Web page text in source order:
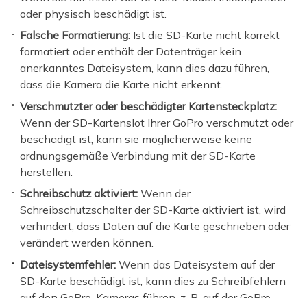
oder physisch beschädigt ist.
Falsche Formatierung: Ist die SD-Karte nicht korrekt
formatiert oder enthält der Datenträger kein
anerkanntes Dateisystem, kann dies dazu führen,
dass die Kamera die Karte nicht erkennt.
Verschmutzter oder beschädigter Kartensteckplatz:
Wenn der SD-Kartenslot Ihrer GoPro verschmutzt oder
beschädigt ist, kann sie möglicherweise keine
ordnungsgemäße Verbindung mit der SD-Karte
herstellen.
Schreibschutz aktiviert:Wenn der
Schreibschutzschalter der SD-Karte aktiviert ist, wird
verhindert, dass Daten auf die Karte geschrieben oder
verändert werden können.
Dateisystemfehler:Wenn das Dateisystem auf der
SD-Karte beschädigt ist, kann dies zu Schreibfehlern